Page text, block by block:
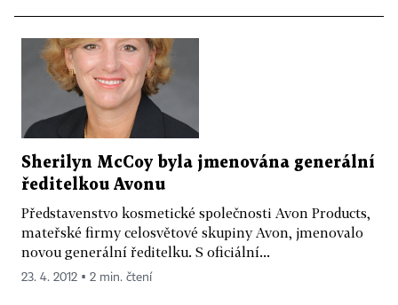
Sherilyn McCoy byla jmenována generální
ředitelkou Avonu
Představenstvo kosmetické společnosti Avon Products,
mateřské firmy celosvětové skupiny Avon, jmenovalo
novou generální ředitelku. S oficiální...
23. 4. 2012 ▪ 2 min. čtení